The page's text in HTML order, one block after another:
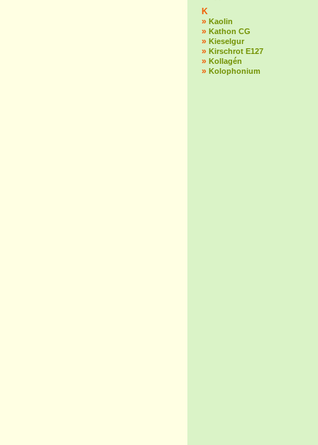
K
» Kaolin
» Kathon CG
» Kieselgur
» Kirschrot E127
» Kollagén
» Kolophonium